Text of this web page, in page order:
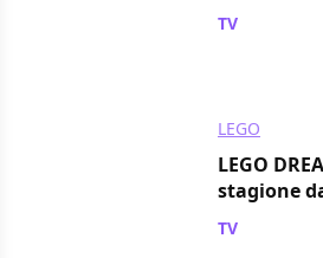
TV
LEGO
LEGO
stagione
TV